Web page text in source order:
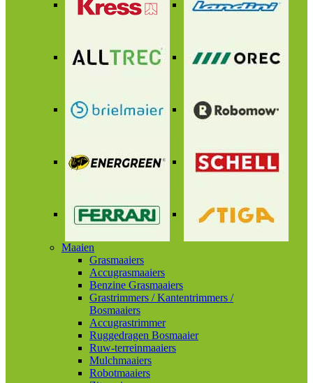
Maaien
Grasmaaiers
Accugrasmaaiers
Benzine Grasmaaiers
Grastrimmers / Kantentrimmers /
Bosmaaiers
Accugrastrimmer
Ruggedragen Bosmaaier
Ruw-terreinmaaiers
Mulchmaaiers
Robotmaaiers